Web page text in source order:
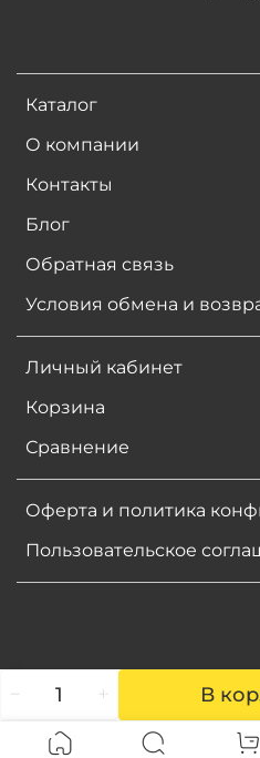
В
Каталог
О компании
Контакты
Блог
Обратная связь
Условия обмена и
Личный кабинет
Корзина
Сравнение
Оферта и политика
Пользовательское